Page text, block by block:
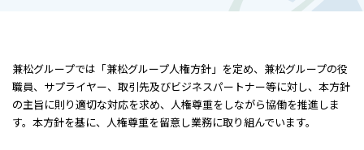
兼松グループでは「兼松グループ人権方針」を定め、兼松グループの役
職員、サプライヤー、取引先及びビジネスパートナー等に対し、本方針
の主旨に則り適切な対応を求め、人権尊重をしながら協働を推進しま
す。本方針を基に、人権尊重を留意し業務に取り組んでいます。